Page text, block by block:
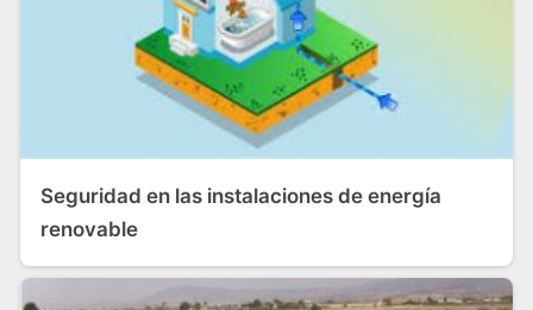
Seguridad en las instalaciones de energía
renovable